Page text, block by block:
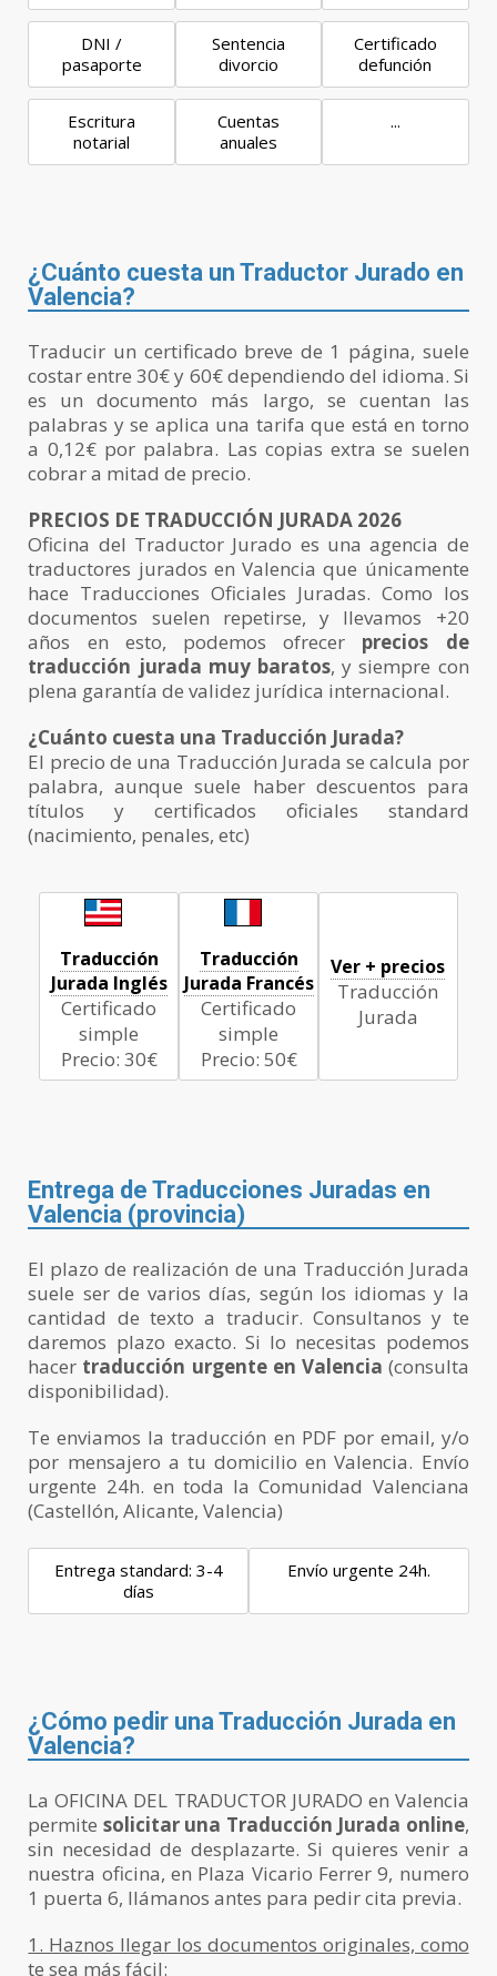
DNI /
pasaporte
Sentencia
divorcio
Certificado
defunción
Escritura
notarial
Cuentas
anuales
...
¿Cuánto cuesta un Traductor Jurado en
Valencia?
Traducir un certificado breve de 1 página, suele
costar entre 30€ y 60€ dependiendo del idioma. Si
es un documento más largo, se cuentan las
palabras y se aplica una tarifa que está en torno
a 0,12€ por palabra. Las copias extra se suelen
cobrar a mitad de precio.
PRECIOS DE TRADUCCIÓN JURADA 2026
Oficina del Traductor Jurado es una agencia de
traductores jurados en Valencia que únicamente
hace Traducciones Oficiales Juradas. Como los
documentos suelen repetirse, y llevamos +20
años en esto, podemos ofrecer precios de
traducción jurada muy baratos, y siempre con
plena garantía de validez jurídica internacional.
¿Cuánto cuesta una Traducción Jurada?
El precio de una Traducción Jurada se calcula por
palabra, aunque suele haber descuentos para
títulos y certificados oficiales standard
(nacimiento, penales, etc)
Traducción
Jurada Inglés
Certificado
simple
Precio: 30€
Traducción
Jurada Francés
Certificado
simple
Precio: 50€
Ver + precios
Traducción
Jurada
Entrega de Traducciones Juradas en
Valencia (provincia)
El plazo de realización de una Traducción Jurada
suele ser de varios días, según los idiomas y la
cantidad de texto a traducir. Consultanos y te
daremos plazo exacto. Si lo necesitas podemos
hacer traducción urgente en Valencia (consulta
disponibilidad).
Te enviamos la traducción en PDF por email, y/o
por mensajero a tu domicilio en Valencia. Envío
urgente 24h. en toda la Comunidad Valenciana
(Castellón, Alicante, Valencia)
Entrega standard: 3-4
días
Envío urgente 24h.
¿Cómo pedir una Traducción Jurada en
Valencia?
La OFICINA DEL TRADUCTOR JURADO en Valencia
permite solicitar una Traducción Jurada online,
sin necesidad de desplazarte. Si quieres venir a
nuestra oficina, en Plaza Vicario Ferrer 9, numero
1 puerta 6, llámanos antes para pedir cita previa.
1. Haznos llegar los documentos originales, como
te sea más fácil: